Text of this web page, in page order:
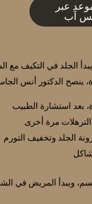
عبر
آب
الجلد في التكيف
ينصح الدكتور أنس
بعد استشارة الطبيب
مرة أخرى
الجلد وتخفيف التورم
ويبدأ المريض في